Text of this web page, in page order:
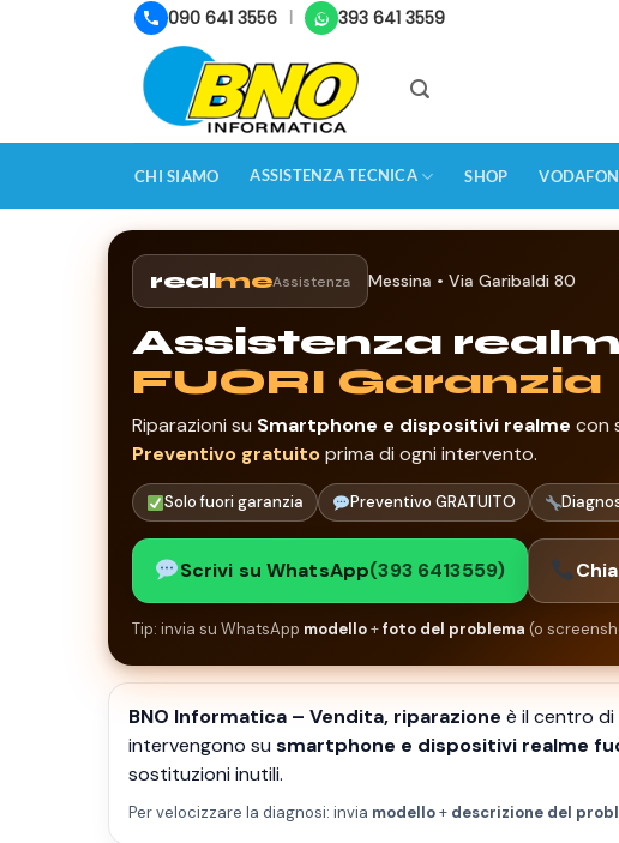
090 641 3556 393 641 3559
CHI SIAMO ASSISTENZA TECNICA SHOP
realmeAssistenza Messina • Via Garibaldi 80
Assistenza
FUORI Garanzia
Riparazioni su Smartphone e dispositivi realme con
Preventivo gratuitoprima di ogni intervento.
Solo fuori garanzia Preventivo GRATUITO
Scrivi su WhatsApp(393 6413559)
Tip: invia su WhatsApp modello+foto del problema (o
BNO Informatica – Vendita, riparazione è il centro
intervengono su smartphone e dispositivi realme
sostituzioni inutili.
Per velocizzare la diagnosi: invia modello+ descrizione del